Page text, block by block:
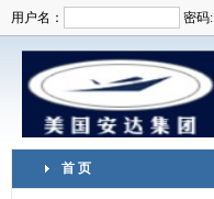
用户名： 密码:
首 页